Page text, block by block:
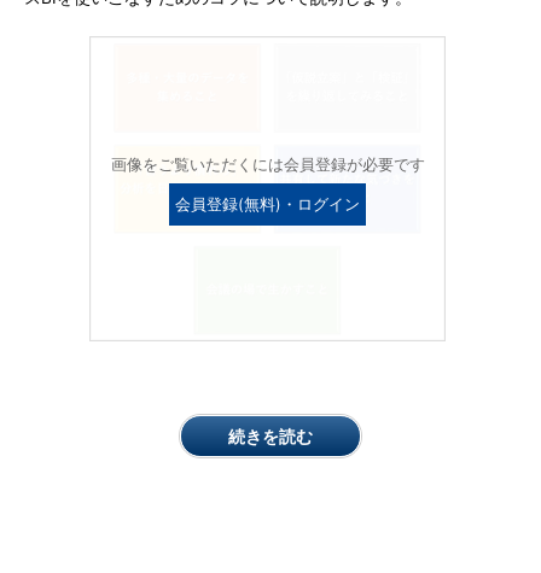
画像をご覧いただくには会員登録が必要です
会員登録(無料)・ログイン
続きを読む